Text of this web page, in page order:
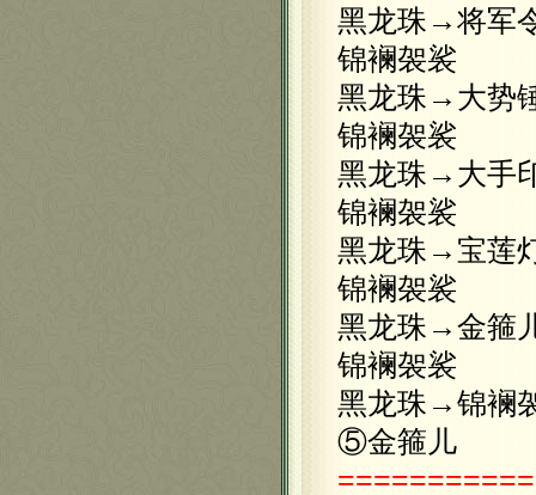
黑龙珠→将
锦襕袈裟
黑龙珠→大
锦襕袈裟
黑龙珠→大
锦襕袈裟
黑龙珠→宝
锦襕袈裟
黑龙珠→金
锦襕袈裟
黑龙珠→锦襕
⑤金箍儿